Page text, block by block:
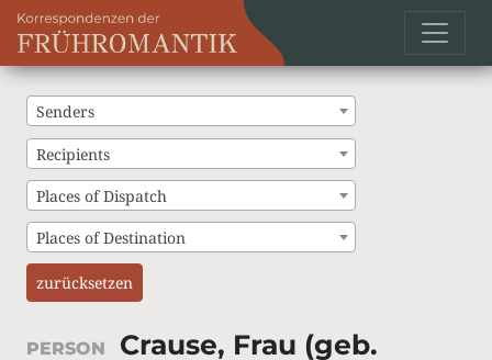
Senders
Recipients
Places of Dispatch
Places of Destination
zurücksetzen
PERSON
Crause, Frau (geb.